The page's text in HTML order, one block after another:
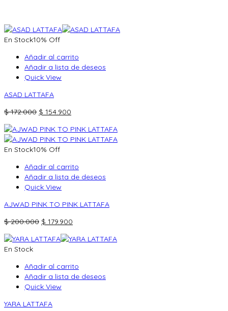
En Stock10% Off
Añadir al carrito
Añadir a lista de deseos
Quick View
ASAD LATTAFA
$172.000 El
original
era:
$ 172.000.
$ 154.900
actual
es:
En Stock10% Off
Añadir al carrito
Añadir a lista de deseos
Quick View
AJWAD PINK TO PINK LATTAFA
$200.000 El
original
$ 179.900
actual
En Stock
Añadir al carrito
Añadir a lista de deseos
Quick View
YARA LATTAFA